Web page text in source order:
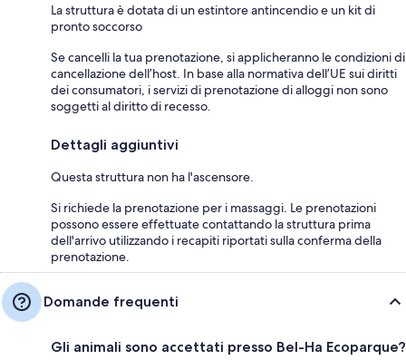
La struttura è dotata di un estintore antincendio e un kit di
pronto soccorso
Se cancelli la tua prenotazione, si applicheranno le condizioni di
cancellazione dell’host. In base alla normativa dell’UE sui diritti
dei consumatori, i servizi di prenotazione di alloggi non sono
soggetti al diritto di recesso.
Dettagli aggiuntivi
Questa struttura non ha l'ascensore.
Si richiede la prenotazione per i massaggi. Le prenotazioni
possono essere effettuate contattando la struttura prima
dell'arrivo utilizzando i recapiti riportati sulla conferma della
prenotazione.
Domande frequenti
Gli animali sono accettati presso Bel-Ha Ecoparque?